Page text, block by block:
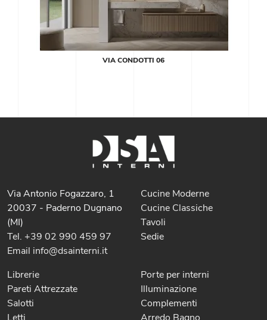
VIA CONDOTTI 06
Via Antonio Fogazzaro, 1
20037 - Paderno Dugnano
(MI)
Tel. +39 02 990 459 97
Email info@dsainterni.it
Cucine Moderne
Cucine Classiche
Tavoli
Sedie
Librerie
Pareti Attrezzate
Salotti
Porte per interni
Illuminazione
Complementi